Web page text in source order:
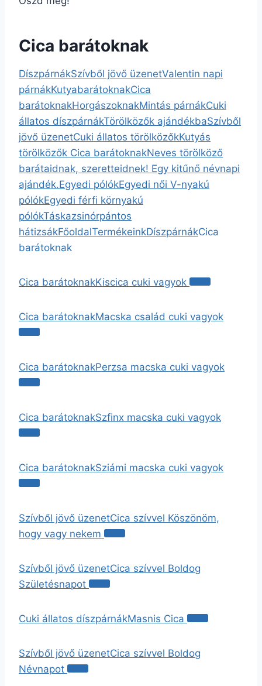
Cica barátoknak
DíszpárnákSzívből jövő üzenetValentin napi
párnákKutyabarátoknakCica
barátoknakHorgászoknakMintás párnákCuki
állatos díszpárnákTörölközők ajándékbaSzívből
jövő üzenetCuki állatos törölközőkKutyás
törölközők Cica barátoknakNeves törölköző
barátaidnak, szeretteidnek! Egy kitűnő névnapi
ajándék.Egyedi pólókEgyedi női V-nyakú
pólókEgyedi férfi környakú
pólókTáskazsinórpántos
hátizsákFőoldalTermékeinkDíszpárnákCica
barátoknak
Cica barátoknakKiscica cuki vagyok
Cica barátoknakMacska család cuki vagyok
Cica barátoknakPerzsa macska cuki vagyok
Cica barátoknakSzfinx macska cuki vagyok
Cica barátoknakSziámi macska cuki vagyok
Szívből jövő üzenetCica szívvel Köszönöm,
hogy vagy nekem
Szívből jövő üzenetCica szívvel Boldog
Születésnapot
Cuki állatos díszpárnákMasnis Cica
Szívből jövő üzenetCica szívvel Boldog
Névnapot